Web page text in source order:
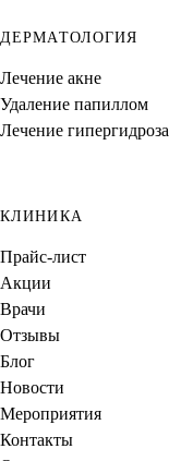
ДЕРМАТОЛОГИЯ
Лечение акне
Удаление папиллом
Лечение гипергидроза
КЛИНИКА
Прайс-лист
Акции
Врачи
Отзывы
Блог
Новости
Мероприятия
Контакты